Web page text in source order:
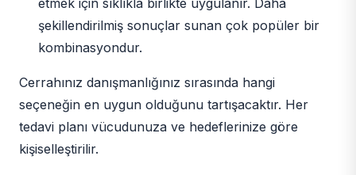
şekillendirilmiş sonuçlar sunan çok popüler bir
kombinasyondur.
Cerrahınız danışmanlığınız sırasında hangi
seçeneğin en uygun olduğunu tartışacaktır. Her
tedavi planı vücudunuza ve hedeflerinize göre
kişiselleştirilir.